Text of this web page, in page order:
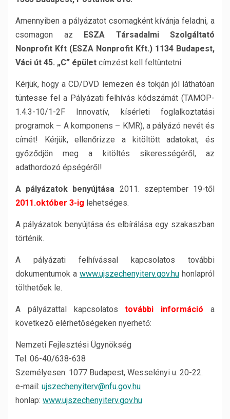
Amennyiben a pályázatot csomagként kívánja feladni, a
csomagon az ESZA Társadalmi Szolgáltató
Nonprofit Kft (ESZA Nonprofit Kft.) 1134 Budapest,
Váci út 45. „C” épület címzést kell feltüntetni.
Kérjük, hogy a CD/DVD lemezen és tokján jól láthatóan
tüntesse fel a Pályázati felhívás kódszámát (TAMOP-
1.4.3-10/1-2F Innovatív, kísérleti foglalkoztatási
programok – A komponens – KMR), a pályázó nevét és
címét! Kérjük, ellenőrizze a kitöltött adatokat, és
győződjön meg a kitöltés sikerességéről, az
adathordozó épségéről!
A pályázatok benyújtása 2011. szeptember 19-től
2011.október 3-ig lehetséges.
A pályázatok benyújtása és elbírálása egy szakaszban
történik.
A pályázati felhívással kapcsolatos további
dokumentumok a www.ujszechenyiterv.gov.hu honlapról
tölthetőek le.
A pályázattal kapcsolatostovábbi információ a
következő elérhetőségeken nyerhető:
Nemzeti Fejlesztési Ügynökség
Tel: 06-40/638-638
Személyesen: 1077 Budapest, Wesselényi u. 20-22.
e-mail: ujszechenyiterv@nfu.gov.hu
honlap: www.ujszechenyiterv.gov.hu